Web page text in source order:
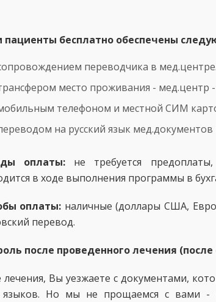
бесплатно обеспечены
переводчика в мед.центре.
место проживания - мед.центр
телефоном и местной СИМ
на русский язык
оплаты:не требуется
в ходе выполнения программы в
оплаты: наличные (доллары США,
перевод.
после проведенного лечения
лечения, Вы уезжаете с документами,
языков. Но мы не прощаемся с вами -